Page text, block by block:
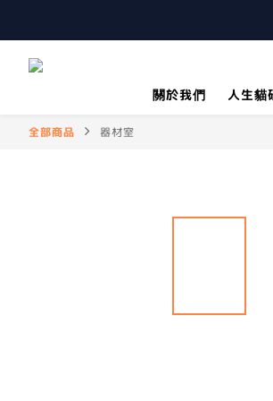
關於我們 人生貓
全部商品 器材室